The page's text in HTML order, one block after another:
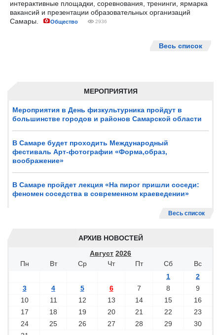
МЕРОПРИЯТИЯ
Мероприятия в День физкультурника пройдут в
большинстве городов и районов Самарской области
В Самаре будет проходить Международный
фестиваль Арт-фотографии «Форма,образ,
воображение»
В Самаре пройдет лекция «На пирог пришли соседи:
феномен соседства в современном краеведении»
Весь список
АРХИВ НОВОСТЕЙ
Август 2026
Пн
Вт Ср Чт Пт Сб
Вс
1
2
3
4 5 6 7 8
9
10
11 12 13 14 15
16
17
18 19 20 21 22
23
24
25 26 27 28 29
30
интерактивные площадки, соревнования, тренинги, ярмарка
вакансий и презентации образовательных организаций
Самары.
Общество 2936
Весь список